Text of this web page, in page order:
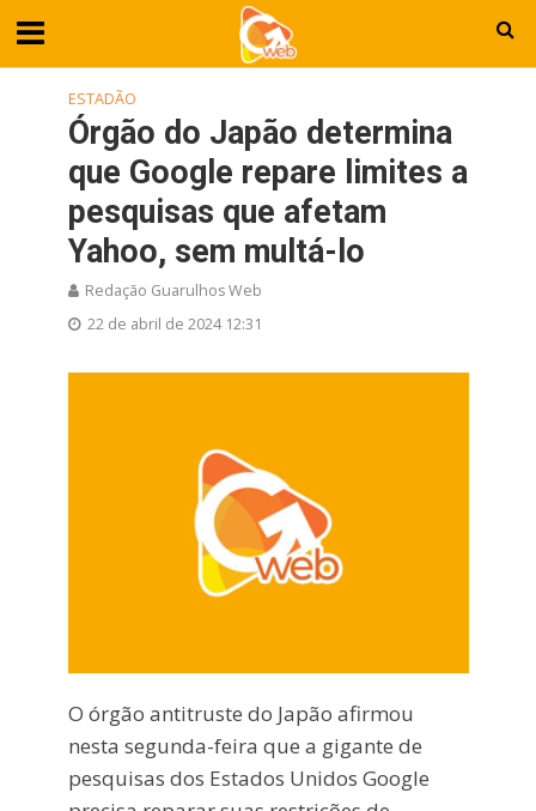
ESTADÃO
Órgão do Japão determina
que Google repare limites a
pesquisas que afetam
Yahoo, sem multá-lo
Redação Guarulhos Web
22 de abril de 2024 12:31
O órgão antitruste do Japão afirmou
nesta segunda-feira que a gigante de
pesquisas dos Estados Unidos Google